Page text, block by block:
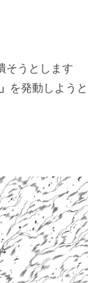
そうとします
を発動しようと